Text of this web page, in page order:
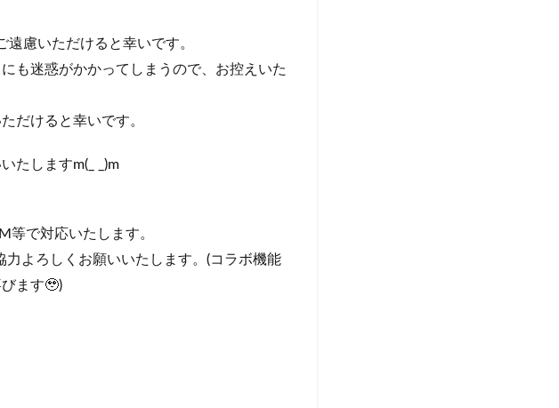
遠慮いただけると幸いです。
も迷惑がかかってしまうので、お控えいた
だけると幸いです。
たしますm(_ _)m
等で対応いたします。
力よろしくお願いいたします。(コラボ機能
ます🥹)